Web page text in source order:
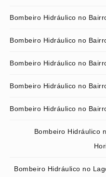
Bombeiro Hidráulico no
Bombeiro Hidráulico no
Bombeiro Hidráulico no
Bombeiro Hidráulico no
Bombeiro Hidráulico no
Bombeiro Hidráulico
Bombeiro Hidráulico no